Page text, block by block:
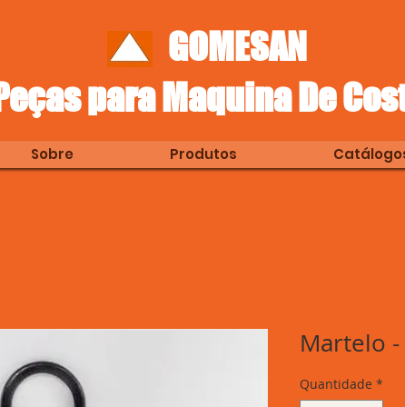
GOMESAN
Peças para Maquina De
Sobre Produtos
Martelo -
Quantidade *